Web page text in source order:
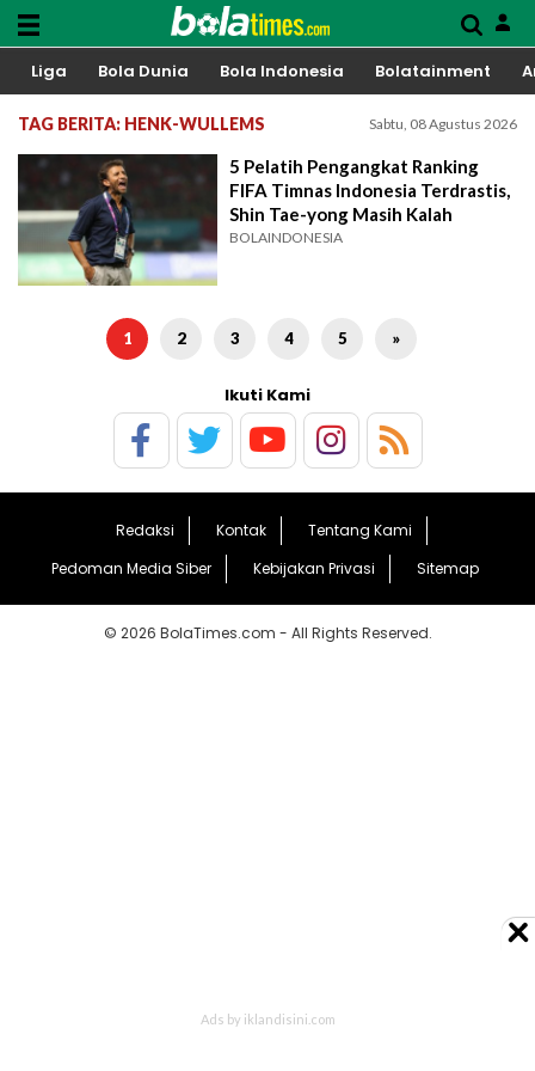
Liga Bola Dunia Bola Indonesia Bolatainment
TAG BERITA: HENK-WULLEMS Sabtu, 08 Agustus 2026
5 Pelatih Pengangkat Ranking
FIFA Timnas Indonesia Terdrastis,
Shin Tae-yong Masih Kalah
BOLAINDONESIA
1 2 3 4 5 »
Ikuti Kami
Redaksi Kontak
Tentang Kami
Pedoman Media Siber
Kebijakan Privasi Sitemap
© 2026 BolaTimes.com - All Rights Reserved.